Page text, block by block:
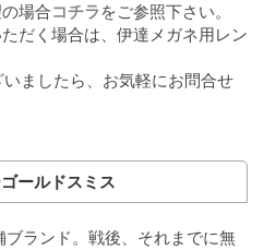
場合コチラ をご参照下さい。
だく場合は、伊達メガネ用レン
ましたら、お気軽にお問合せ
ールドスミス
ランド。戦後、それまでに無